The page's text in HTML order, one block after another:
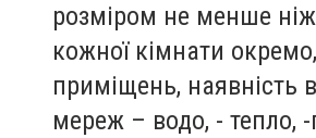
розміром не менше
кожної кімнати
приміщень, наявність
мереж – водо, - тепло, -